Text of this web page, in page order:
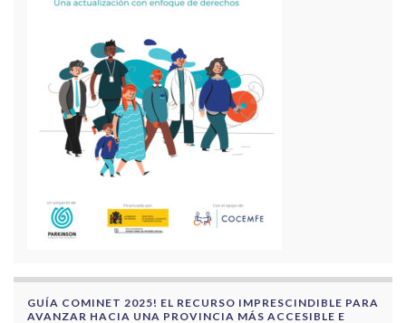
GUÍA COMINET 2025! EL RECURSO IMPRESCINDIBLE PARA
AVANZAR HACIA UNA PROVINCIA MÁS ACCESIBLE E